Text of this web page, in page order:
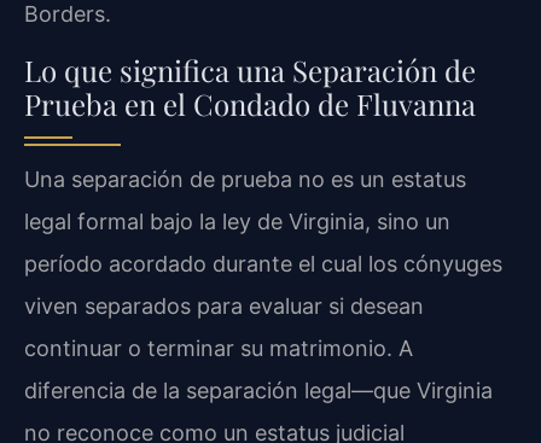
Borders.
Lo que significa una Separación de
Prueba en el Condado de Fluvanna
Una separación de prueba no es un estatus
legal formal bajo la ley de Virginia, sino un
período acordado durante el cual los cónyuges
viven separados para evaluar si desean
continuar o terminar su matrimonio. A
diferencia de la separación legal—que Virginia
no reconoce como un estatus judicial